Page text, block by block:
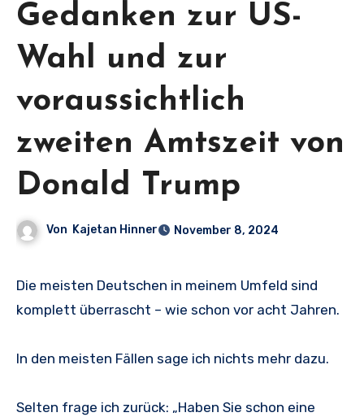
Gedanken zur US-
Wahl und zur
voraussichtlich
zweiten Amtszeit von
Donald Trump
Von Kajetan Hinner November 8, 2024
Die meisten Deutschen in meinem Umfeld sind
komplett überrascht – wie schon vor acht Jahren.
In den meisten Fällen sage ich nichts mehr dazu.
Selten frage ich zurück: „Haben Sie schon eine